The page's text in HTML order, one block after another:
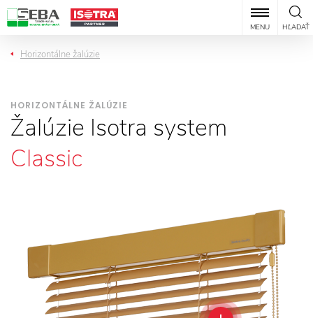
HĽADAŤ
MENU
Horizontálne žalúzie
HORIZONTÁLNE ŽALÚZIE
Žalúzie Isotra system
Classic